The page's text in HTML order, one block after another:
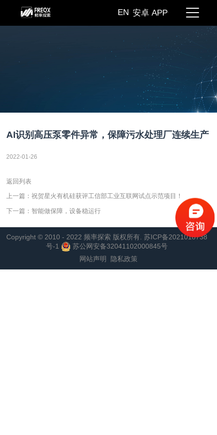
EN 安卓 APP
AI识别高压泵零件异常，保障污水处理厂连续生产
2022-01-26
返回列表
上一篇：祝贺星火有机硅获评工信部工业互联网试点示范项目！
下一篇：智能做保障，设备稳运行
Copyright © 2010 - 2022 频率探索 版权所有. 苏ICP备2021018738
号-1
苏公网安备32041102000845号
网站声明
隐私政策